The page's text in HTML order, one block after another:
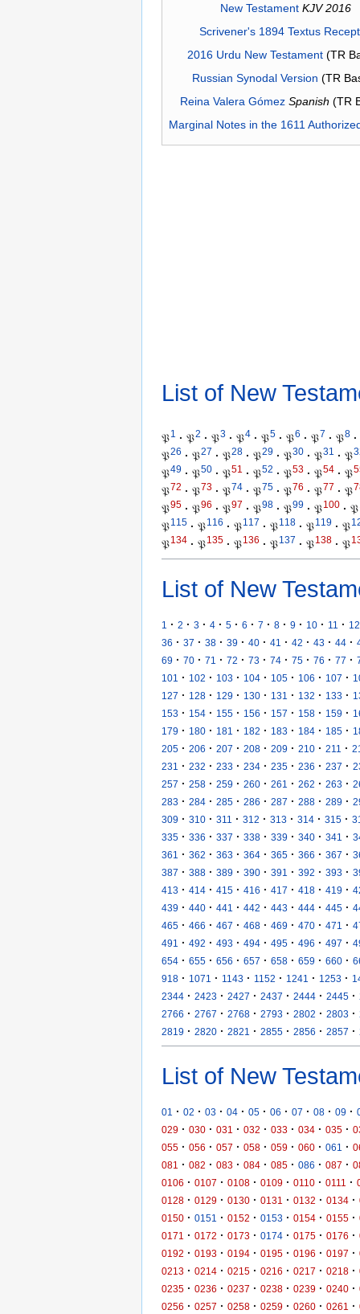
New Testament KJV 2016
Scrivener's 1894 Textus
2016 Urdu New Testament(TR
Russian Synodal Version (TR
Reina Valera Gómez Spanish (TR
Marginal Notes in the 1611
List of New
𝔓1 · 𝔓2 · 𝔓3 · 𝔓4 · 𝔓5 · 𝔓6 · 𝔓7 · 𝔓8 ·
𝔓26 · 𝔓27 · 𝔓28 · 𝔓29 · 𝔓30 · 𝔓31 · 𝔓
𝔓49 · 𝔓50 · 𝔓51 · 𝔓52 · 𝔓53 · 𝔓54 · 𝔓
𝔓72 · 𝔓73 · 𝔓74 · 𝔓75 · 𝔓76 · 𝔓77 · 𝔓
𝔓95 · 𝔓96 · 𝔓97 · 𝔓98 · 𝔓99 · 𝔓100 · 𝔓
𝔓115 · 𝔓116 · 𝔓117 · 𝔓118 · 𝔓119 · 𝔓
𝔓134 · 𝔓135 · 𝔓136 · 𝔓137 · 𝔓138 · 𝔓
List of New
1 · 2 · 3 · 4 · 5 · 6 · 7 · 8 · 9 · 10 · 11 · 12
36 · 37 · 38 · 39 · 40 · 41 · 42 · 43 · 44 ·
69 · 70 · 71 · 72 · 73 · 74 · 75 · 76 · 77 ·
101
· 102 · 103 · 104 · 105 · 106 · 107 ·
127 · 128 · 129 · 130 · 131 · 132 · 133 ·
153 · 154 · 155 · 156 · 157 · 158 · 159 ·
179 · 180 · 181 · 182 · 183 · 184 · 185 ·
205 · 206 · 207 · 208 · 209 · 210 · 211 ·
231
· 232 · 233 · 234 · 235 · 236 · 237 ·
257 · 258 · 259 · 260 · 261 · 262 · 263 ·
283 · 284 · 285 · 286 · 287 · 288 · 289 ·
309 · 310 · 311 · 312 · 313 · 314 · 315 ·
335 · 336 · 337 · 338 · 339 · 340 · 341 ·
361
· 362 · 363 · 364 · 365 · 366 · 367 ·
387 · 388 · 389 · 390 · 391 · 392 · 393 ·
413 · 414 · 415 · 416 · 417 · 418 · 419 ·
439 · 440 · 441 · 442 · 443 · 444 · 445 ·
465 · 466 · 467 · 468 · 469 · 470 · 471 ·
491
· 492 · 493 · 494 · 495 · 496 · 497 ·
654 · 655 · 656 · 657 · 658 · 659 · 660 ·
918 · 1071 · 1143 · 1152 · 1241 · 1253 ·
2344 · 2423 · 2427 · 2437 · 2444 · 2445 ·
2766 · 2767 · 2768 · 2793 · 2802 · 2803 ·
2819 · 2820 · 2821 · 2855 · 2856 · 2857 ·
List of New
01 · 02 · 03 · 04 · 05 · 06 · 07 · 08 · 09 ·
029 · 030 · 031 · 032 · 033 · 034 · 035 ·
055 · 056 · 057 · 058 · 059 · 060 · 061 ·
081
· 082 · 083 · 084 · 085 · 086 · 087 ·
0106 · 0107 · 0108 · 0109 · 0110 · 0111 ·
0128 · 0129 · 0130 · 0131 · 0132 · 0134 ·
0150 · 0151 · 0152 · 0153 · 0154 · 0155 ·
0171
· 0172 · 0173 · 0174 · 0175 · 0176 ·
0192 · 0193 · 0194 · 0195 · 0196 · 0197 ·
0213 · 0214 · 0215 · 0216 · 0217 · 0218 ·
0235 · 0236 · 0237 · 0238 · 0239 · 0240 ·
0256 · 0257 · 0258 · 0259 · 0260 · 0261 ·